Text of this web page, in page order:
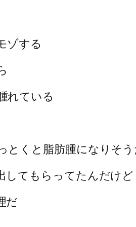
ゾする
れている
とくと脂肪腫になりそ
してもらってたんだけど
だ